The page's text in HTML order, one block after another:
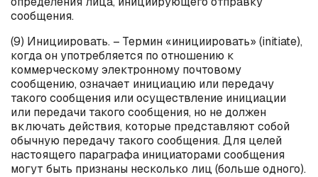
сообщения.
(9) Инициировать. – Термин «инициировать» (initiate),
когда он употребляется по отношению к
коммерческому электронному почтовому
сообщению, означает инициацию или передачу
такого сообщения или осуществление инициации
или передачи такого сообщения, но не должен
включать действия, которые представляют собой
обычную передачу такого сообщения. Для целей
настоящего параграфа инициаторами сообщения
могут быть признаны несколько лиц (больше одного).